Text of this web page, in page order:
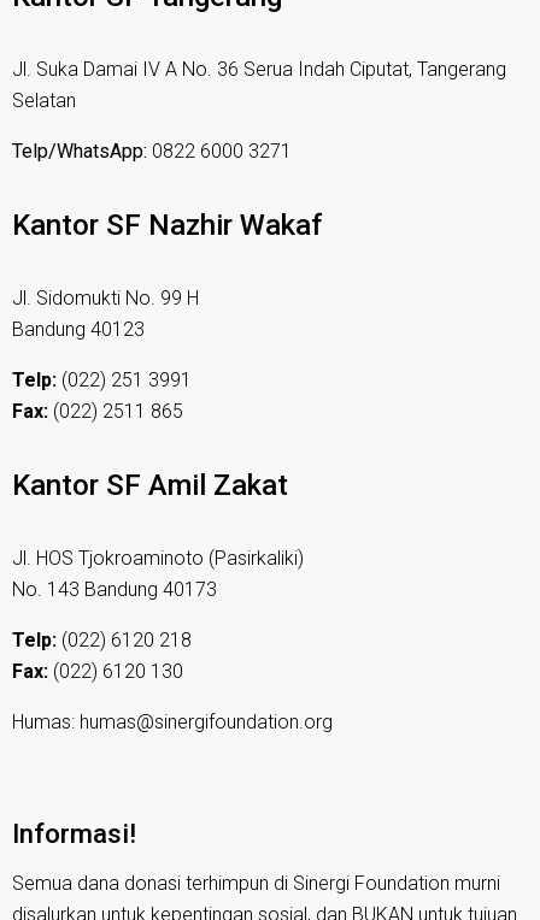
Jl. Suka Damai IV A No. 36 Serua Indah Ciputat, Tangerang
Selatan
Telp/WhatsApp: 0822 6000 3271
Kantor SF Nazhir Wakaf
Jl. Sidomukti No. 99 H
Bandung 40123
Telp: (022) 251 3991
Fax: (022) 2511 865
Kantor SF Amil Zakat
Jl. HOS Tjokroaminoto (Pasirkaliki)
No. 143 Bandung 40173
Telp: (022) 6120 218
Fax: (022) 6120 130
Humas: humas@sinergifoundation.org
Informasi!
Semua dana donasi terhimpun di Sinergi Foundation murni
disalurkan untuk kepentingan sosial, dan BUKAN untuk tujuan